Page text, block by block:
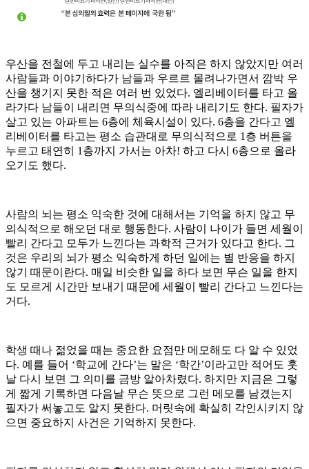
우산을 전철에 두고 내리는 실수를 아직은 하지 않았지만 여러
사람들과 이야기하다가 남들과 우르르 몰려나가면서 깜박 우
산을 챙기지 못한 적은 여러 번 있었다. 엘리베이터를 타고 올
라가다 남들이 내리면 무의식중에 따라 내리기도 한다. 필자가
살고 있는 아파트는 6층에 체육시설이 있다. 6층을 간다고 엘
리베이터를 타고는 평소 습관대로 무의식적으로 1층 버튼을
누르고 태연히 1층까지 가서는 아차! 하고 다시 6층으로 올라
오기도 했다.
사람의 뇌는 평소 익숙한 것에 대해서는 기억을 하지 않고 무
의식적으로 해오던 대로 행동한다. 사람이 나이가 들면 세월이
빨리 간다고 모두가 느낀다는 과학적 근거가 있다고 한다. 그
것은 우리의 뇌가 평소 익숙하게 하던 일에는 별 반응을 하지
않기 때문이란다. 매일 비슷한 일을 하다 보면 무슨 일을 한지
도 모르게 시간만 보내기 때문에 세월이 빨리 간다고 느낀다는
거다.
학생 때나 젊었을 때는 중요한 요점만 메모해도 다 알 수 있었
다. 예를 들어 ‘학교에 간다’는 말은 ‘학간’이라고만 적어도 훗
날 다시 보면 그 의미를 금방 알아차렸다. 하지만 지금은 그렇
게 짧게 기록하면 다음날 무슨 뜻으로 그런 메모를 남겼는지
필자가 써놓고도 알지 못한다. 머릿속에 확실히 각인시키지 않
으면 중요하지 사건은 기억하지 못한다.